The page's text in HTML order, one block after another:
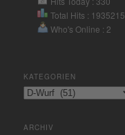
Total Hits : 1935215
Who's Online : 2
KATEGORIEN
Kategorien
ARCHIV